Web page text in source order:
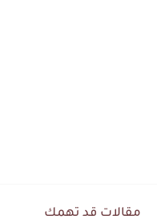
مقالات قد تهمك